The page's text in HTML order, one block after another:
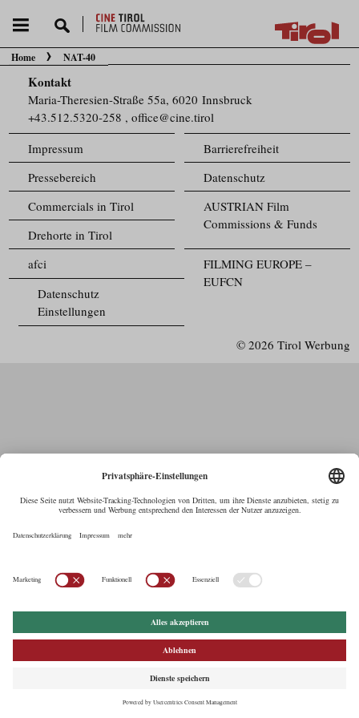
Sie befinden sich hier:
Home NAT-40
Kontakt
Maria-Theresien-Straße 55a, 6020 Innsbruck
+43.512.5320-258 ,office@cine.tirol
Impressum
Barrierefreiheit
Pressebereich
Datenschutz
Commercials in Tirol
AUSTRIAN Film
Commissions & Funds
Drehorte in Tirol
FILMING EUROPE –
EUFCN
afci
Datenschutz
Einstellungen
© 2026 Tirol Werbung